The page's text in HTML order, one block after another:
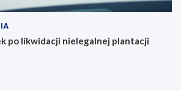
po likwidacji nielegalnej plantacji